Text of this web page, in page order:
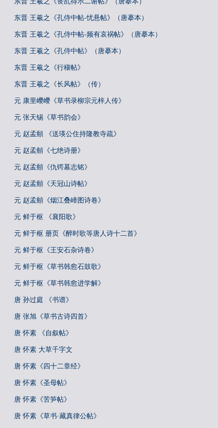
东晋 王羲之《孔侍中帖-忧悬帖》（唐摹本）
东晋 王羲之《孔侍中帖-频有哀祸帖》（唐摹本）
东晋 王羲之《孔侍中帖》（唐摹本）
东晋 王羲之《行穰帖》
东晋 王羲之《长风帖》（传）
元 康里巎巎《草书录柳宗元梓人传》
元 张天锡《草书韵会》
元 赵孟頫 《送瑛公住持隆教寺疏》
元 赵孟頫《七绝诗册》
元 赵孟頫《仇锷墓志铭》
元 赵孟頫《天冠山诗帖》
元 赵孟頫《烟江叠嶂图诗卷》
元 鲜于枢 《襄阳歌》
元 鲜于枢 册页《醉时歌等唐人诗十二首》
元 鲜于枢《王安石杂诗卷》
元 鲜于枢《草书韩愈石鼓歌》
元 鲜于枢《草书韩愈进学解》
唐 孙过庭 《书谱》
唐 张旭《草书古诗四首》
唐 怀素 《自叙帖》
唐 怀素 大草千字文
唐 怀素《四十二章经》
唐 怀素《圣母帖》
唐 怀素《苦笋帖》
唐 怀素《草书·藏真律公帖》